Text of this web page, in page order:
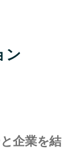
ン
企業を結